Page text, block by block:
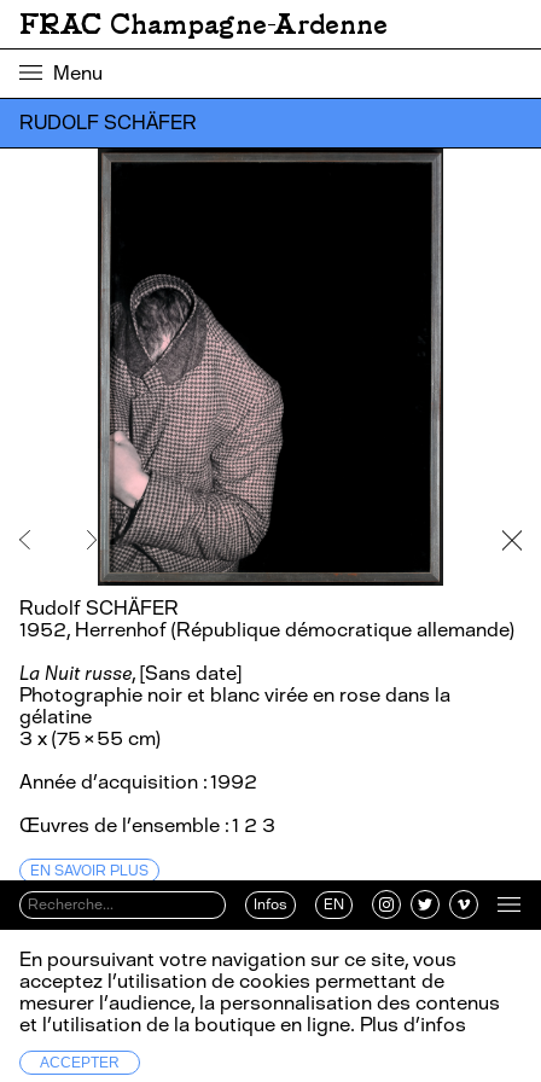
FRAC Champagne-Ardenne
Menu
RUDOLF SCHÄFER
Rudolf SCHÄFER
1952, Herrenhof (République démocratique allemande)
La Nuit russe, [Sans date]
Photographie noir et blanc virée en rose dans la
gélatine
3 x (75 × 55 cm)
Année d’acquisition : 1992
Œuvres de l’ensemble :1 2 3
EN SAVOIR PLUS
Infos
EN
En poursuivant votre navigation sur ce site, vous
acceptez l’utilisation de cookies permettant de
mesurer l’audience, la personnalisation des contenus
et l’utilisation de la boutique en ligne. Plus d’infos
ACCEPTER